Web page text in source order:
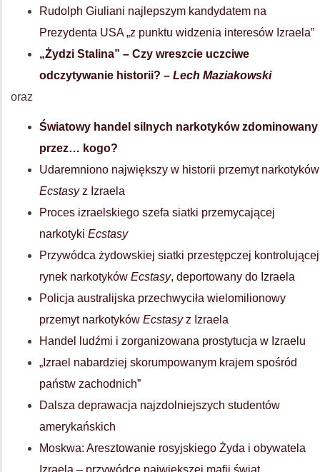
Rudolph Giuliani najlepszym kandydatem na
Prezydenta USA „z punktu widzenia interesów Izraela”
„Żydzi Stalina” – Czy wreszcie uczciwe
odczytywanie historii? – Lech Maziakowski
oraz
Światowy handel silnych narkotyków zdominowany
przez… kogo?
Udaremniono największy w historii przemyt narkotyków
Ecstasyz Izraela
Proces izraelskiego szefa siatki przemycającej
narkotyki Ecstasy
Przywódca żydowskiej siatki przestępczej kontrolującej
rynek narkotyków Ecstasy, deportowany do Izraela
Policja australijska przechwyciła wielomilionowy
przemyt narkotyków Ecstasyz Izraela
Handel ludźmi i zorganizowana prostytucja w Izraelu
„Izrael nabardziej skorumpowanym krajem spośród
państw zachodnich”
Dalsza deprawacja najzdolniejszych studentów
amerykańskich
Moskwa: Aresztowanie rosyjskiego Żyda i obywatela
Izraela – przywódcę największej mafii świat